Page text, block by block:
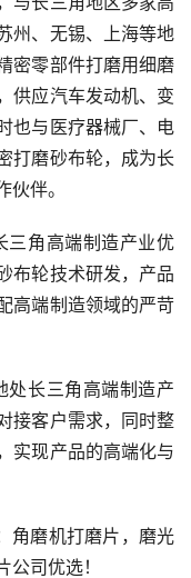
州、无锡、上海等地
密零部件打磨用细磨
供应汽车发动机、变
也与医疗器械厂、电
打磨砂布轮，成为长
伙伴。
角高端制造产业优
布轮技术研发，产品
高端制造领域的严苛
长三角高端制造产
接客户需求，同时整
实现产品的高端化与
磨机打磨片，磨光
公司优选！